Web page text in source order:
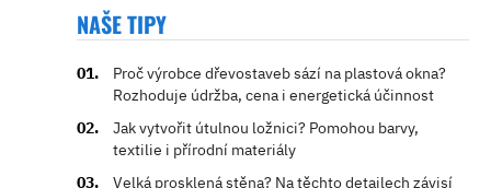
NAŠE TIPY
Proč výrobce dřevostaveb sází na plastová okna?
Rozhoduje údržba, cena i energetická účinnost
Jak vytvořit útulnou ložnici? Pomohou barvy,
textilie i přírodní materiály
Velká prosklená stěna? Na těchto detailech závisí